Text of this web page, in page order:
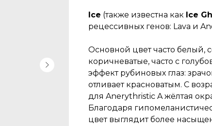
Ice (также известна как Ice
рецессивных генов: Lava и
Основной цвет часто белый,
коричневатые, часто с
эффект рубиновых глаз:
отливает красноватым. С
для Anerythristic A жёлтая
Благодаря
цвет выглядит более